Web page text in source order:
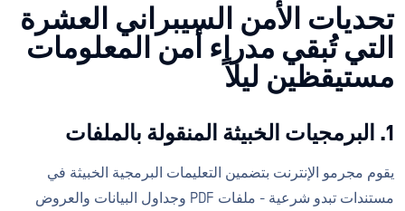
تحديات الأمن السيبراني العشرة
التي تُبقي مدراء أمن المعلومات
مستيقظين ليلاً
1. البرمجيات الخبيثة المنقولة بالملفات
يقوم مجرمو الإنترنت بتضمين التعليمات البرمجية الخبيثة في
مستندات تبدو شرعية - ملفات PDF وجداول البيانات والعروض